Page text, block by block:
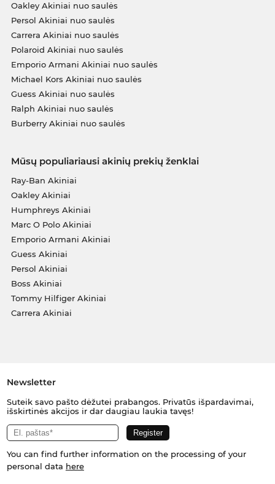
Oakley Akiniai nuo saulės
Persol Akiniai nuo saulės
Carrera Akiniai nuo saulės
Polaroid Akiniai nuo saulės
Emporio Armani Akiniai nuo saulės
Michael Kors Akiniai nuo saulės
Guess Akiniai nuo saulės
Ralph Akiniai nuo saulės
Burberry Akiniai nuo saulės
Mūsų populiariausi akinių prekių ženklai
Ray-Ban Akiniai
Oakley Akiniai
Humphreys Akiniai
Marc O Polo Akiniai
Emporio Armani Akiniai
Guess Akiniai
Persol Akiniai
Boss Akiniai
Tommy Hilfiger Akiniai
Carrera Akiniai
Newsletter
Suteik savo pašto dėžutei prabangos. Privatūs išpardavimai,
išskirtinės akcijos ir dar daugiau laukia tavęs!
You can find further information on the processing of your
personal data here